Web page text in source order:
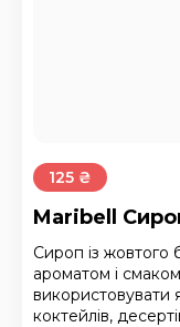
125 ₴
Maribell
Сироп із жовтого
ароматом і
використовувати
коктейлів,